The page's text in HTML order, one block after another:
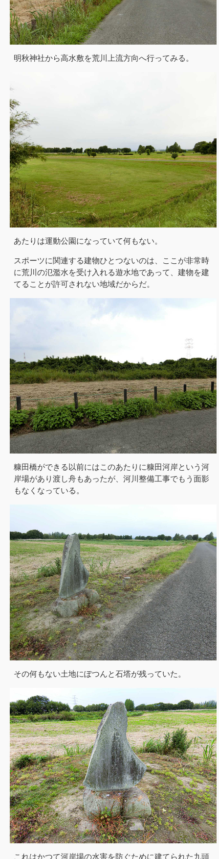
明秋神社から高水敷を荒川上流方向へ行ってみる。
あたりは運動公園になっていて何もない。
スポーツに関連する建物ひとつないのは、ここが非常時
に荒川の氾濫水を受け入れる遊水地であって、建物を建
てることが許可されない地域だからだ。
糠田橋ができる以前にはこのあたりに糠田河岸という河
岸場があり渡し舟もあったが、河川整備工事でもう面影
もなくなっている。
その何もない土地にぽつんと石塔が残っていた。
これはかつて河岸場の水害を防ぐために建てられた九頭